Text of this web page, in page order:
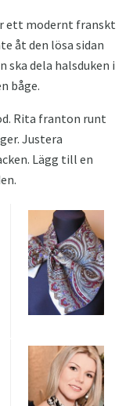
ett modernt franskt
åt den lösa sidan
dela halsduken i
båge.
Rita franton runt
Justera
Lägg till en